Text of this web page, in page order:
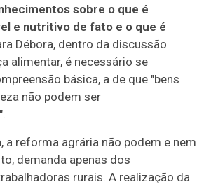
sobre o que é
e nutritivo de fato e o que é
Débora, dentro da discussão
alimentar, é necessário se
básica, a de que "bens
não podem ser
a reforma agrária não podem e nem
demanda apenas dos
rurais. A realização da